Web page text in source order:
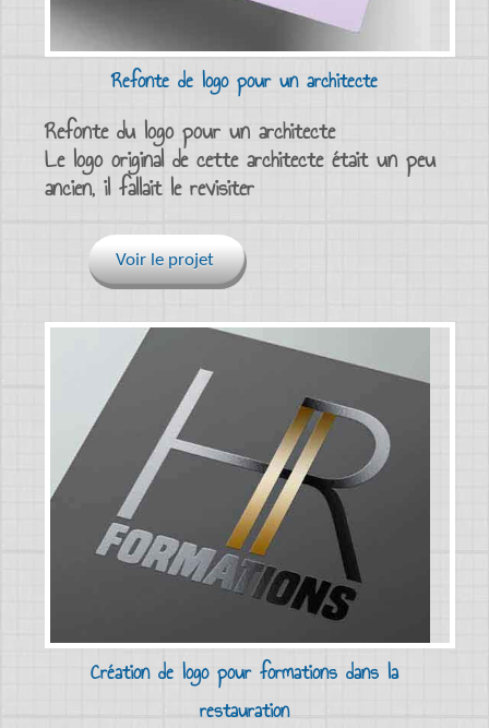
Refonte de logo pour un architecte
Refonte du logo pour un architecte
Le logo original de cette architecte était un peu
ancien, il fallait le revisiter
Voir le projet
Création de logo pour formations dans la
restauration